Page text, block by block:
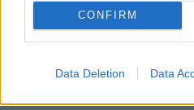
CONFIRM
Data Deletion Data